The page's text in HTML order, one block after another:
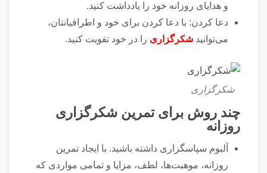
و هدایای روزانه خود را یادداشت کنید.
دعا کردن: با دعا کردن برای خود و اطرافیانتان،
می‌توانید شکرگزاری را در خود تقویت کنید.
شکرگزاری
چند روش برای تمرین شکرگزاری
روزانه
آلبوم سپاسگزاری داشته باشید. با ایجاد تمرین
روزانه، موهبت‌ها، لطف، مزایا و تمامی مواردی که